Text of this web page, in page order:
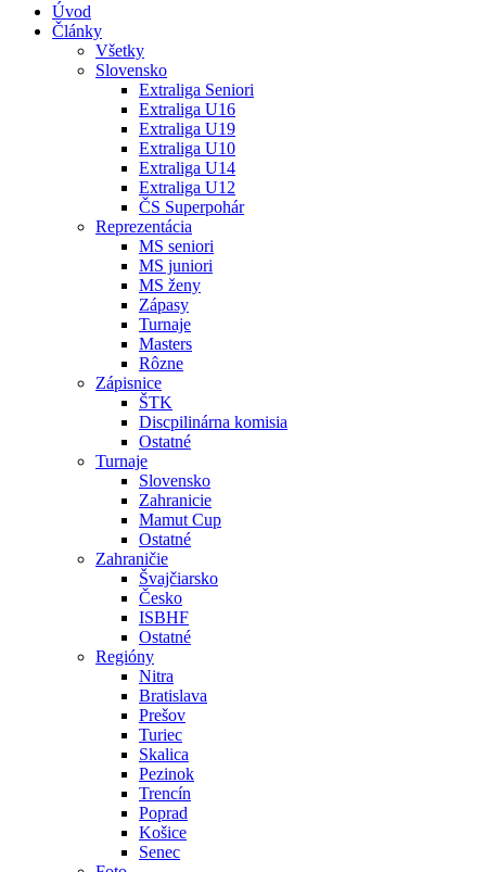
Úvod
Články
Všetky
Slovensko
Extraliga Seniori
Extraliga U16
Extraliga U19
Extraliga U10
Extraliga U14
Extraliga U12
ČS Superpohár
Reprezentácia
MS seniori
MS juniori
MS ženy
Zápasy
Turnaje
Masters
Rôzne
Zápisnice
ŠTK
Discpilinárna komisia
Ostatné
Turnaje
Slovensko
Zahranicie
Mamut Cup
Ostatné
Zahraničie
Švajčiarsko
Česko
ISBHF
Ostatné
Regióny
Nitra
Bratislava
Prešov
Turiec
Skalica
Pezinok
Trencín
Poprad
Košice
Senec